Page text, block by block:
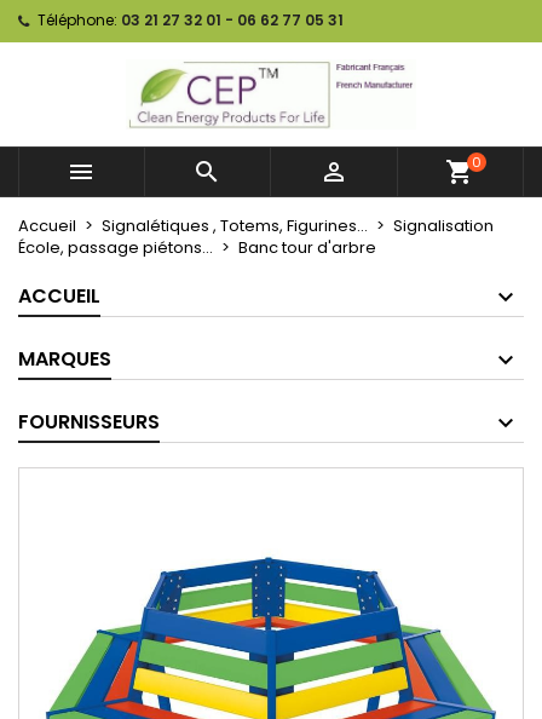
Téléphone: 03 21 27 32 01 - 06 62 77 05 31
   shopping_cart0
Accueil Signalétiques , Totems, Figurines...
Signalisation
École, passage piétons...
Banc tour d'arbre
ACCUEIL
MARQUES
FOURNISSEURS